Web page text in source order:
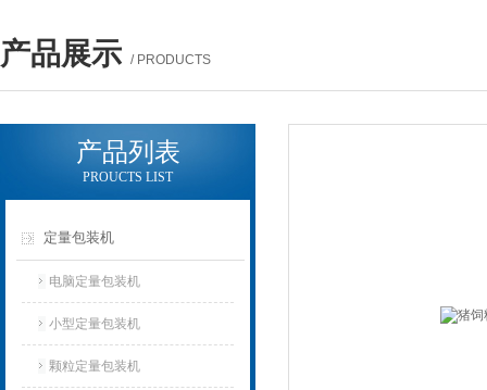
产品展示 / PRODUCTS
产品列表
PROUCTS LIST
定量包装机
电脑定量包装机
小型定量包装机
颗粒定量包装机